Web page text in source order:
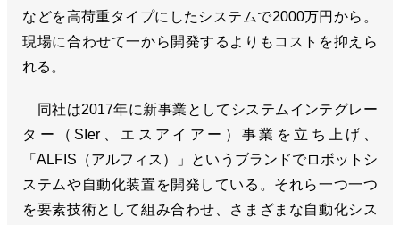
などを高荷重タイプにしたシステムで2000万円から。
現場に合わせて一から開発するよりもコストを抑えら
れる。
同社は2017年に新事業としてシステムインテグレー
ター（SIer、エスアイアー）事業を立ち上げ、
「ALFIS（アルフィス）」というブランドでロボットシ
ステムや自動化装置を開発している。それら一つ一つ
を要素技術として組み合わせ、さまざまな自動化シス